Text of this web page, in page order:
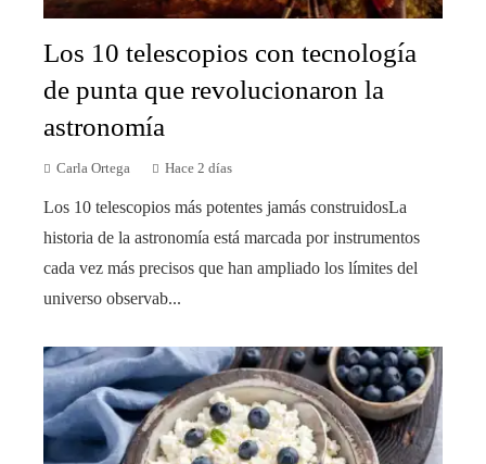
Los 10 telescopios con tecnología
de punta que revolucionaron la
astronomía
Carla Ortega Hace 2 días
Los 10 telescopios más potentes jamás construidosLa
historia de la astronomía está marcada por instrumentos
cada vez más precisos que han ampliado los límites del
universo observab...